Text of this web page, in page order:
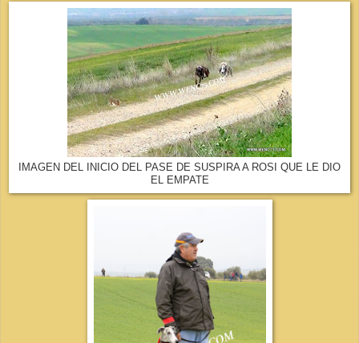
IMAGEN DEL INICIO DEL PASE DE SUSPIRA A ROSI QUE LE DIO
EL EMPATE